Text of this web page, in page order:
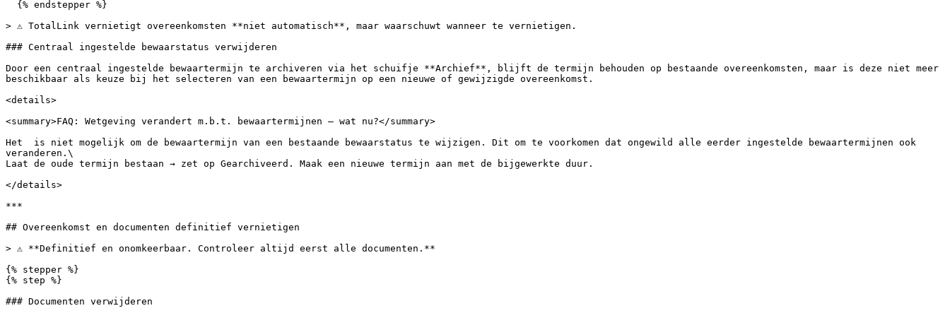
> ⚠️ TotalLink vernietigt overeenkomsten **niet automatisch**, maar waarschuwt wanneer te vernietigen.
### Centraal ingestelde bewaarstatus verwijderen
Door een centraal ingestelde bewaartermijn te archiveren via het schuifje **Archief**, blijft de termijn behouden op bestaande overeenkomsten, maar is deze niet meer
beschikbaar als keuze bij het selecteren van een bewaartermijn op een nieuwe of gewijzigde overeenkomst.
<details>
<summary>FAQ: Wetgeving verandert m.b.t. bewaartermijnen — wat nu?</summary>
Het  is niet mogelijk om de bewaartermijn van een bestaande bewaarstatus te wijzigen. Dit om te voorkomen dat ongewild alle eerder ingestelde bewaartermijnen ook
veranderen.\
Laat de oude termijn bestaan → zet op Gearchiveerd. Maak een nieuwe termijn aan met de bijgewerkte duur.
</details>
***
## Overeenkomst en documenten definitief vernietigen
> ⚠️ **Definitief en onomkeerbaar. Controleer altijd eerst alle documenten.**
{% stepper %}
{% step %}
### Documenten verwijderen